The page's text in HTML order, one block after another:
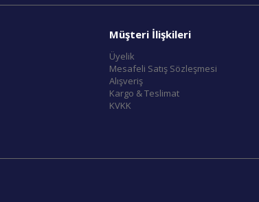
Müşteri İlişkileri
Üyelik
Mesafeli Satış Sözleşmesi
Alışveriş
Kargo & Teslimat
KVKK